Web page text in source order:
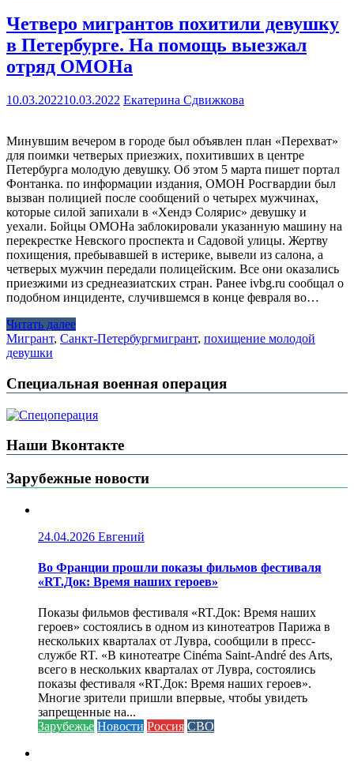
Четверо мигрантов похитили девушку
в Петербурге. На помощь выезжал
отряд ОМОНа
10.03.202210.03.2022 Екатерина Сдвижкова
Минувшим вечером в городе был объявлен план «Перехват»
для поимки четверых приезжих, похитивших в центре
Петербурга молодую девушку. Об этом 5 марта пишет портал
Фонтанка. по информации издания, ОМОН Росгвардии был
вызван полицией после сообщений о четырех мужчинах,
которые силой запихали в «Хендэ Солярис» девушку и
уехали. Бойцы ОМОНа заблокировали указанную машину на
перекрестке Невского проспекта и Садовой улицы. Жертву
похищения, пребывавшей в истерике, вывели из салона, а
четверых мужчин передали полицейским. Все они оказались
приезжими из среднеазиатских стран. Ранее ivbg.ru сообщал о
подобном инциденте, случившемся в конце февраля во…
Читать далее
Мигрант, Санкт-Петербургмигрант, похищение молодой
девушки
Специальная военная операция
Наши Вконтакте
Зарубежные новости
24.04.2026 Евгений
Во Франции прошли показы фильмов фестиваля
«RT.Док: Время наших героев»
Показы фильмов фестиваля «RT.Док: Время наших
героев» состоялись в одном из кинотеатров Парижа в
нескольких кварталах от Лувра, сообщили в пресс-
службе RT. «В кинотеатре Cinéma Saint-André des Arts,
всего в нескольких кварталах от Лувра, состоялись
показы фестиваля «RT.Док: Время наших героев».
Многие зрители пришли впервые, чтобы увидеть
запрещенные на...
Зарубежье Новости Россия СВО